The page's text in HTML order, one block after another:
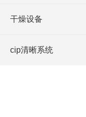
干燥设备
cip清晰系统